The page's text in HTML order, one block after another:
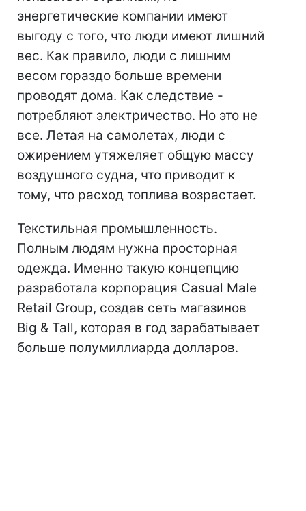
энергетические компании имеют
выгоду с того, что люди имеют лишний
вес. Как правило, люди с лишним
весом гораздо больше времени
проводят дома. Как следствие -
потребляют электричество. Но это не
все. Летая на самолетах, люди с
ожирением утяжеляет общую массу
воздушного судна, что приводит к
тому, что расход топлива возрастает.
Текстильная промышленность.
Полным людям нужна просторная
одежда. Именно такую концепцию
разработала корпорация Casual Male
Retail Group, создав сеть магазинов
Big & Tall, которая в год зарабатывает
больше полумиллиарда долларов.